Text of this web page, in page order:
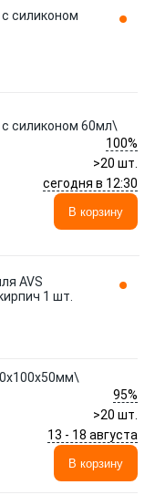
силиконом
силиконом 60мл\
100%
>20 шт.
сегодня в 12:30
В корзину
AVS
1 шт.
95%
>20 шт.
13 - 18 августа
В корзину